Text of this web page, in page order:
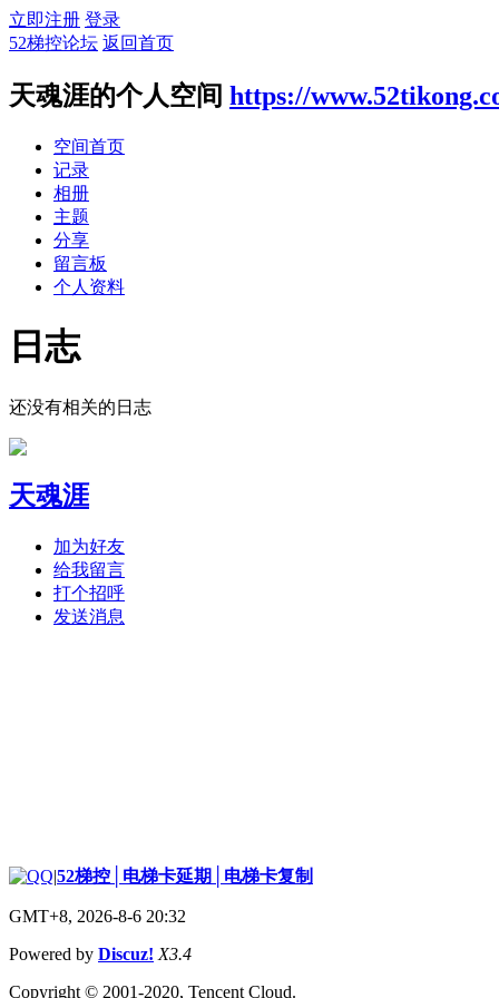
立即注册 登录
52梯控论坛 返回首页
天魂涯的个人空间 https://
空间首页
记录
相册
主题
分享
留言板
个人资料
日志
还没有相关的日志
天魂涯
加为好友
给我留言
打个招呼
发送消息
|52梯控│电梯卡延期│电梯卡复制
GMT+8, 2026-8-6 20:32
Powered by Discuz! X3.4
Copyright © 2001-2020, Tencent Cloud.